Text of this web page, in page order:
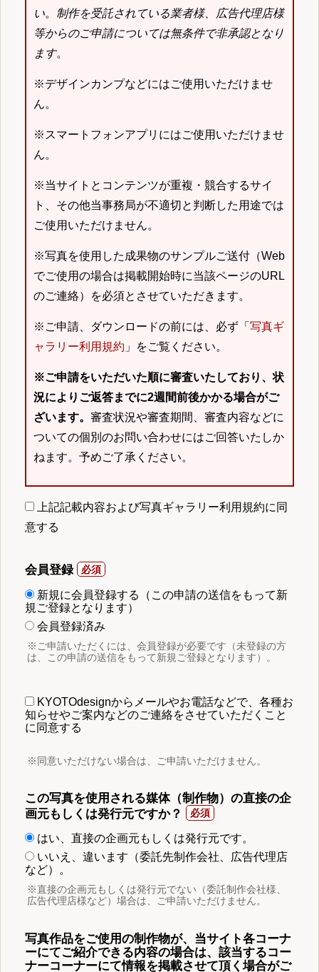
い。 制作を受託されている業者様、広告代理店様
等からのご申請については無条件で非承認となり
ます。
※デザインカンプなどにはご使用いただけませ
ん。
※スマートフォンアプリにはご使用いただけませ
ん。
※当サイトとコンテンツが重複・競合するサイ
ト、その他当事務局が不適切と判断した用途では
ご使用いただけません。
※写真を使用した成果物のサンプルご送付（Web
でご使用の場合は掲載開始時に当該ページのURL
のご連絡）を必須とさせていただきます。
※ご申請、ダウンロードの前には、必ず「 写真ギ
ャラリー利用規約 」をご覧ください。
※ご申請をいただいた順に審査いたしており、状
況によりご返答までに2週間前後かかる場合がご
ざいます。 審査状況や審査期間、審査内容などに
ついての個別のお問い合わせにはご回答いたしか
ねます。予めご了承ください。
上記記載内容および写真ギャラリー利用規約に同
意する
会員登録
新規に会員登録する（この申請の送信をもって新
規ご登録となります）
会員登録済み
※ご申請いただくには、会員登録が必要です（未登録の方
は、この申請の送信をもって新規ご登録となります）。
KYOTOdesignからメールやお電話などで、各種お
知らせやご案内などのご連絡をさせていただくこと
に同意する
※同意いただけない場合は、ご申請いただけません。
この写真を使用される媒体（制作物）の直接の企
画元もしくは発行元ですか？
はい、直接の企画元もしくは発行元です。
いいえ、違います（委託先制作会社、広告代理店
など）。
※直接の企画元もしくは発行元でない（委託制作会社様、
広告代理店様など）場合は、ご申請いただけません。
写真作品をご使用の制作物が、当サイト各コーナ
ーにてご紹介できる内容の場合は、該当するコー
ナーコーナーにて情報を掲載させて頂く場合がご